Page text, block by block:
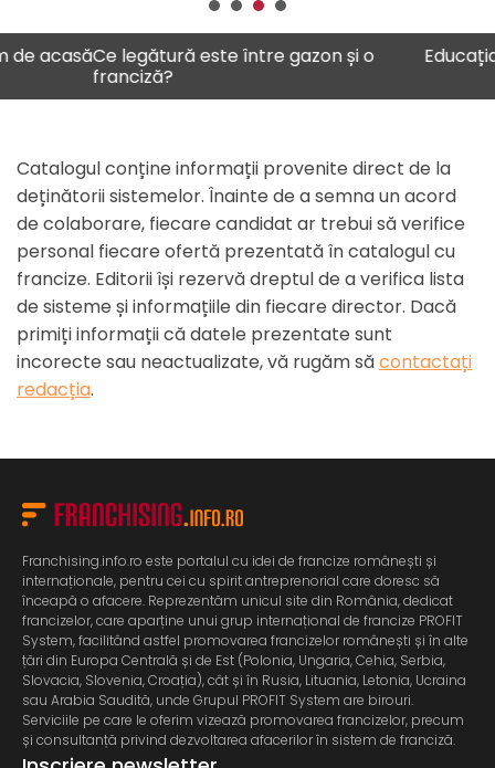
Ce legătură este între gazon și o
franciză?
Educația ca
Catalogul conține informații provenite direct de la
deținătorii sistemelor. Înainte de a semna un acord
de colaborare, fiecare candidat ar trebui să verifice
personal fiecare ofertă prezentată în catalogul cu
francize. Editorii își rezervă dreptul de a verifica lista
de sisteme și informațiile din fiecare director. Dacă
primiți informații că datele prezentate sunt
incorecte sau neactualizate, vă rugăm săcontactați
redacția.
Franchising.info.ro este portalul cu idei de francize românești și
internaționale, pentru cei cu spirit antreprenorial care doresc să
înceapă o afacere. Reprezentăm unicul site din România, dedicat
francizelor, care aparține unui grup internațional de francize PROFIT
System, facilitând astfel promovarea francizelor românești și în alte
țări din Europa Centrală și de Est (Polonia, Ungaria, Cehia, Serbia,
Slovacia, Slovenia, Croația), cât și în Rusia, Lituania, Letonia, Ucraina
sau Arabia Saudită, unde Grupul PROFIT System are birouri.
Serviciile pe care le oferim vizează promovarea francizelor, precum
și consultanță privind dezvoltarea afacerilor în sistem de franciză.